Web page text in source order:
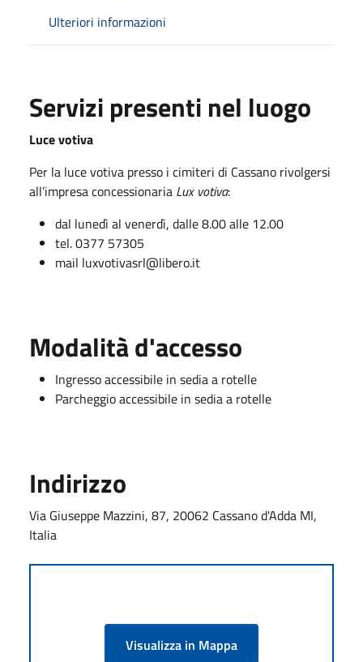
Ulteriori informazioni
Servizi presenti nel luogo
Luce votiva
Per la luce votiva presso i cimiteri di Cassano rivolgersi
all’impresa concessionaria Lux votiva:
dal lunedì al venerdì, dalle 8.00 alle 12.00
tel. 0377 57305
mail luxvotivasrl@libero.it
Modalità d'accesso
Ingresso accessibile in sedia a rotelle
Parcheggio accessibile in sedia a rotelle
Indirizzo
Via Giuseppe Mazzini, 87, 20062 Cassano d'Adda MI,
Italia
Visualizza in Mappa